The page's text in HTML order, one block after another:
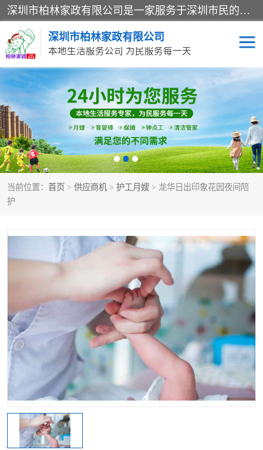
深圳市柏林家政有限公司是一家服务于深圳市民的专业家政公司。致力于为客户提供高质量、多维度的家庭服务，包括养老、母婴、月嫂育婴早教、康复理疗、家电清洗和保洁等方面的专业服务。
深圳市柏林家政有限公司
本地生活服务公司 为民服务每一天
当前位置： 首页 > 供应商机 > 护工月嫂 > 龙华日出印象花园夜间陪
护
家居保洁 护工月嫂
家庭保姆 家政服务